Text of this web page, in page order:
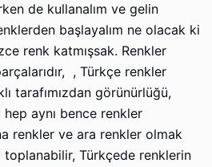
de kullanalım ve gelin
başlayalım ne olacak ki
renk katmışsak. Renkler
, Türkçe renkler
tarafımızdan görünürlüğü,
aynı bence renkler
renkler ve ara renkler olmak
toplanabilir, Türkçede renklerin